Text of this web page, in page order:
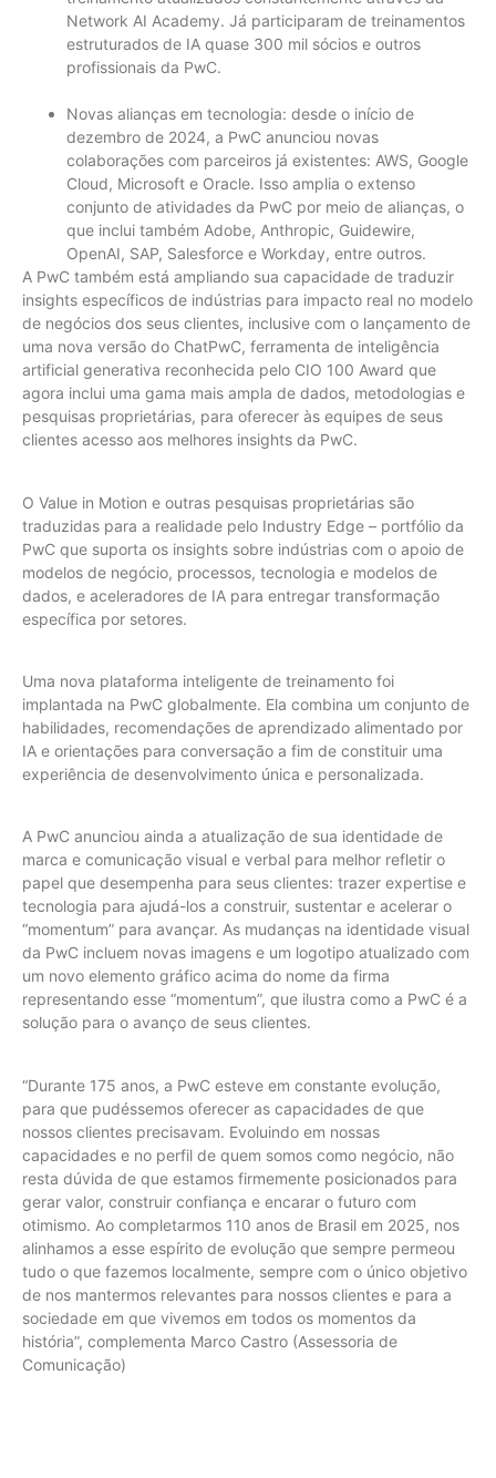
Network AI Academy. Já participaram de treinamentos
estruturados de IA quase 300 mil sócios e outros
profissionais da PwC.
Novas alianças em tecnologia: desde o início de
dezembro de 2024, a PwC anunciou novas
colaborações com parceiros já existentes: AWS, Google
Cloud, Microsoft e Oracle. Isso amplia o extenso
conjunto de atividades da PwC por meio de alianças, o
que inclui também Adobe, Anthropic, Guidewire,
OpenAI, SAP, Salesforce e Workday, entre outros.
A PwC também está ampliando sua capacidade de traduzir
insights específicos de indústrias para impacto real no modelo
de negócios dos seus clientes, inclusive com o lançamento de
uma nova versão do ChatPwC, ferramenta de inteligência
artificial generativa reconhecida pelo CIO 100 Award que
agora inclui uma gama mais ampla de dados, metodologias e
pesquisas proprietárias, para oferecer às equipes de seus
clientes acesso aos melhores insights da PwC.
O Value in Motion e outras pesquisas proprietárias são
traduzidas para a realidade pelo Industry Edge – portfólio da
PwC que suporta os insights sobre indústrias com o apoio de
modelos de negócio, processos, tecnologia e modelos de
dados, e aceleradores de IA para entregar transformação
específica por setores.
Uma nova plataforma inteligente de treinamento foi
implantada na PwC globalmente. Ela combina um conjunto de
habilidades, recomendações de aprendizado alimentado por
IA e orientações para conversação a fim de constituir uma
experiência de desenvolvimento única e personalizada.
A PwC anunciou ainda a atualização de sua identidade de
marca e comunicação visual e verbal para melhor refletir o
papel que desempenha para seus clientes: trazer expertise e
tecnologia para ajudá-los a construir, sustentar e acelerar o
“momentum” para avançar. As mudanças na identidade visual
da PwC incluem novas imagens e um logotipo atualizado com
um novo elemento gráfico acima do nome da firma
representando esse “momentum”, que ilustra como a PwC é a
solução para o avanço de seus clientes.
“Durante 175 anos, a PwC esteve em constante evolução,
para que pudéssemos oferecer as capacidades de que
nossos clientes precisavam. Evoluindo em nossas
capacidades e no perfil de quem somos como negócio, não
resta dúvida de que estamos firmemente posicionados para
gerar valor, construir confiança e encarar o futuro com
otimismo. Ao completarmos 110 anos de Brasil em 2025, nos
alinhamos a esse espírito de evolução que sempre permeou
tudo o que fazemos localmente, sempre com o único objetivo
de nos mantermos relevantes para nossos clientes e para a
sociedade em que vivemos em todos os momentos da
história”, complementa Marco Castro (Assessoria de
Comunicação)